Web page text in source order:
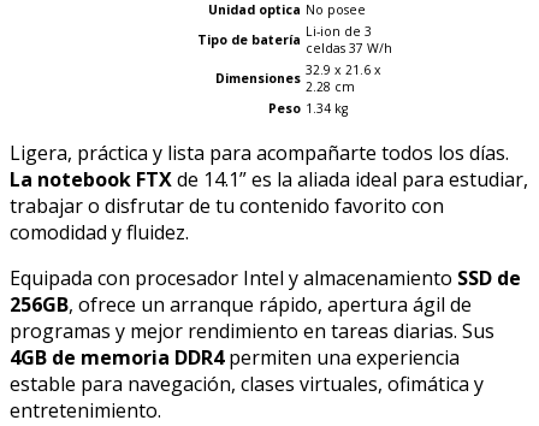
Unidad optica No posee
Tipo de batería Li-ion de 3
celdas 37 W/h
Dimensiones 32.9 x 21.6 x
2.28 cm
Peso 1.34 kg
Ligera, práctica y lista para acompañarte todos los días.
La notebook FTXde 14.1” es la aliada ideal para estudiar,
trabajar o disfrutar de tu contenido favorito con
comodidad y fluidez.
Equipada con procesador Intel y almacenamiento SSD de
256GB, ofrece un arranque rápido, apertura ágil de
programas y mejor rendimiento en tareas diarias. Sus
4GB de memoria DDR4permiten una experiencia
estable para navegación, clases virtuales, ofimática y
entretenimiento.